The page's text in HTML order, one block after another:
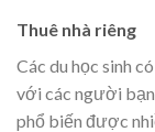
Thuê nhà riêng
Các du học sinh
với các người
phổ biến được